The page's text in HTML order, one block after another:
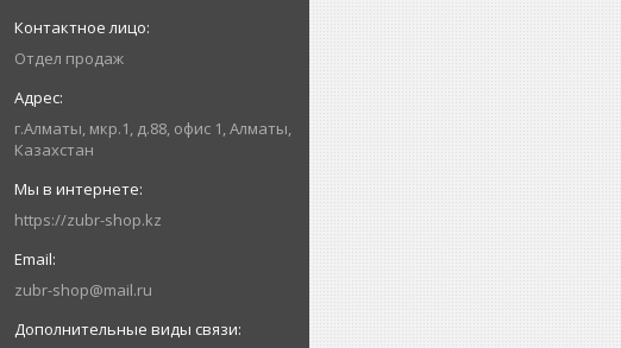
Отдел продаж
г.Алматы, мкр.1, д.88, офис 1, Алматы,
Казахстан
https://zubr-shop.kz
zubr-shop@mail.ru